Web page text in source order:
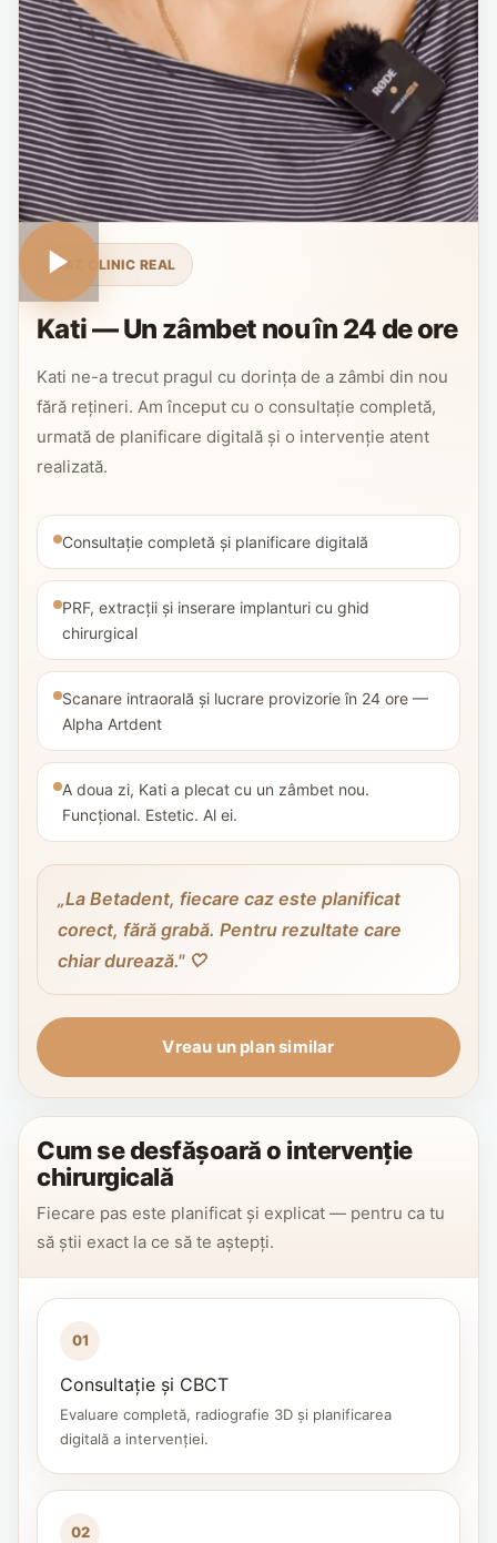
CAZ CLINIC REAL
Kati — Un zâmbet nou în 24 de ore
Kati ne-a trecut pragul cu dorința de a zâmbi din nou
fără rețineri. Am început cu o consultație completă,
urmată de planificare digitală și o intervenție atent
realizată.
Consultație completă și planificare digitală
PRF, extracții și inserare implanturi cu ghid
chirurgical
Scanare intraorală și lucrare provizorie în 24 ore —
Alpha Artdent
A doua zi, Kati a plecat cu un zâmbet nou.
Funcțional. Estetic. Al ei.
„La Betadent, fiecare caz este planificat
corect, fără grabă. Pentru rezultate care
chiar durează." 🤍
Vreau un plan similar
Cum se desfășoară o intervenție
chirurgicală
Fiecare pas este planificat și explicat — pentru ca tu
să știi exact la ce să te aștepți.
01
Consultație și CBCT
Evaluare completă, radiografie 3D și planificarea
digitală a intervenției.
02